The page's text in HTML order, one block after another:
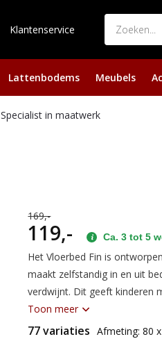
Klantenservice
Lattenbodems Meubels
Specialist in maatwerk
169,-
119,- Ca. 3 tot 5
Het Vloerbed Fin is
maakt zelfstandig in en uit
verdwijnt. Dit geeft kinderen
Toon meer
77 variaties Afmeting: 80